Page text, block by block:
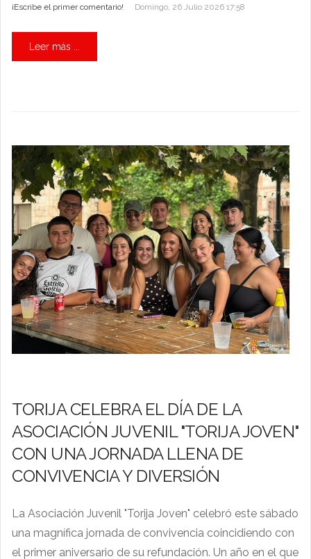
¡Escribe el primer comentario! Domingo, 26 Julio 2026 17:58
Leer más ...
TORIJA CELEBRA EL DÍA DE LA
ASOCIACIÓN JUVENIL "TORIJA JOVEN"
CON UNA JORNADA LLENA DE
CONVIVENCIA Y DIVERSIÓN
La Asociación Juvenil "Torija Joven" celebró este sábado
una magnífica jornada de convivencia coincidiendo con
el primer aniversario de su refundación. Un año en el que